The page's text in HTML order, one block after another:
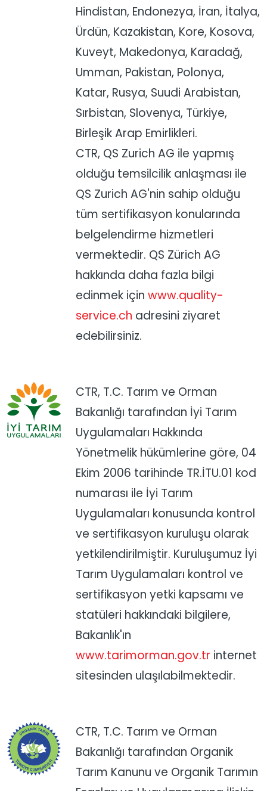
Hindistan, Endonezya, İran, İtalya,
Ürdün, Kazakistan, Kore, Kosova,
Kuveyt, Makedonya, Karadağ,
Umman, Pakistan, Polonya,
Katar, Rusya, Suudi Arabistan,
Sırbistan, Slovenya, Türkiye,
Birleşik Arap Emirlikleri.
CTR, QS Zurich AG ile yapmış
olduğu temsilcilik anlaşması ile
QS Zurich AG'nin sahip olduğu
tüm sertifikasyon konularında
belgelendirme hizmetleri
vermektedir. QS Zürich AG
hakkında daha fazla bilgi
edinmek için www.quality-
service.ch adresini ziyaret
edebilirsiniz.
CTR, T.C. Tarım ve Orman
Bakanlığı tarafından İyi Tarım
Uygulamaları Hakkında
Yönetmelik hükümlerine göre, 04
Ekim 2006 tarihinde TR.İTU.01 kod
numarası ile İyi Tarım
Uygulamaları konusunda kontrol
ve sertifikasyon kuruluşu olarak
yetkilendirilmiştir. Kuruluşumuz İyi
Tarım Uygulamaları kontrol ve
sertifikasyon yetki kapsamı ve
statüleri hakkındaki bilgilere,
Bakanlık'ın
www.tarimorman.gov.tr internet
sitesinden ulaşılabilmektedir.
CTR, T.C. Tarım ve Orman
Bakanlığı tarafından Organik
Tarım Kanunu ve Organik Tarımın